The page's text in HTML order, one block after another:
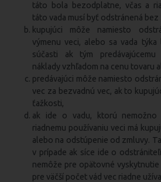
táto bola bezodplatne, včas a
táto vada musí byť odstránená
kupujúci môže namiesto
výmenu veci, alebo sa vada týka
súčasti ak tým predávajúcemu
náklady vzhľadom na cenu tovaru
predávajúci môže namiesto
vec za bezvadnú vec, ak to
ťažkosti,
ak ide o vadu, ktorú
riadnemu používaniu veci má
alebo na odstúpenie od zmluvy.
v prípade ak síce ide o
nemôže pre opätovné
pre väčší počet vád vec riadne